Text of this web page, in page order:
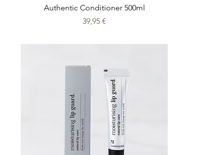
Authentic Conditioner 500ml
Prix
39,95 €